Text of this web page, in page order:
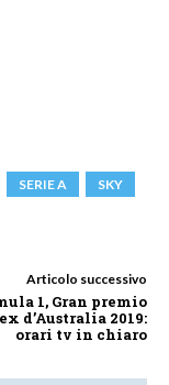
SERIE A
SKY
Articolo successivo
1, Gran premio
d’Australia 2019:
orari tv in chiaro